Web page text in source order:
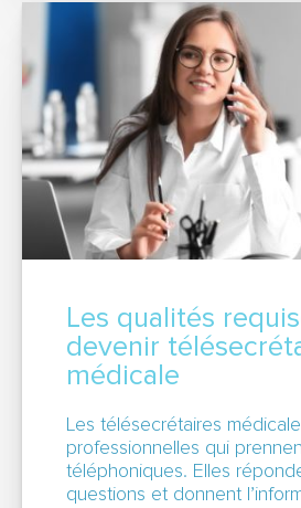
Les qualités
devenir
médicale
Les télésecrétaires
professionnelles qui
téléphoniques. Elles
questions et donnent